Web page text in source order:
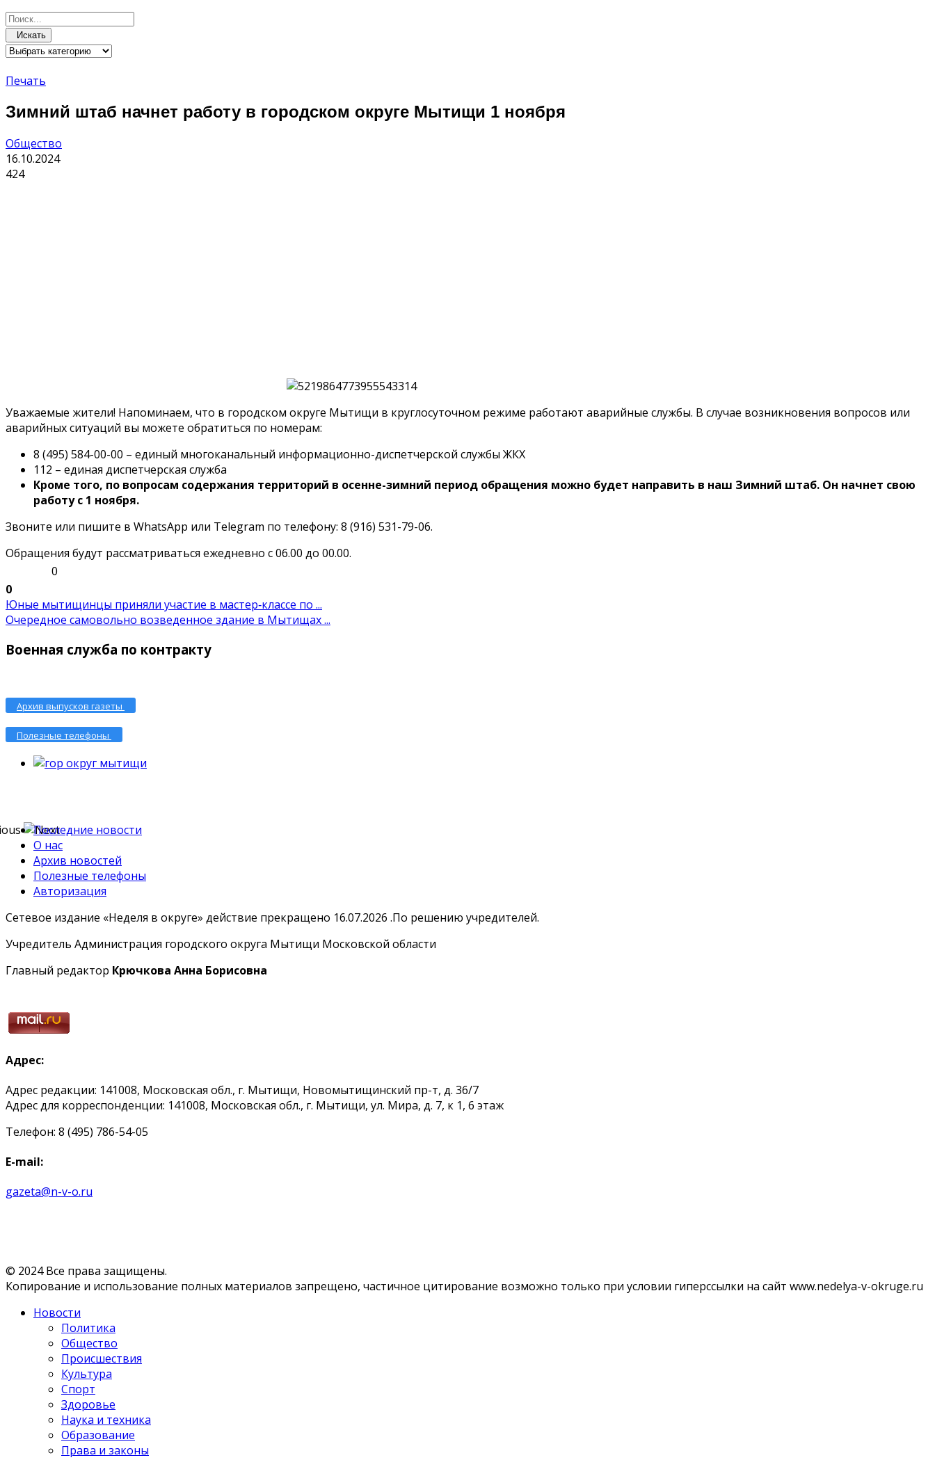
Искать
Печать
Зимний штаб начнет работу в городском округе Мытищи 1 ноября
Общество
16.10.2024
424
Уважаемые жители! Напоминаем, что в городском округе Мытищи в круглосуточном режиме работают аварийные службы. В случае возникновения вопросов или
аварийных ситуаций вы можете обратиться по номерам:
8 (495) 584-00-00 – единый многоканальный информационно-диспетчерской службы ЖКХ
112 – единая диспетчерская служба
Кроме того, по вопросам содержания территорий в осенне-зимний период обращения можно будет направить в наш Зимний штаб. Он начнет свою
работу с 1 ноября.
Звоните или пишите в WhatsApp или Telegram по телефону: 8 (916) 531-79-06.
Обращения будут рассматриваться ежедневно с 06.00 до 00.00.
0
0
Юные мытищинцы приняли участие в мастер‑классе по ...
Очередное самовольно возведенное здание в Мытищах ...
Военная служба по контракту
Архив выпусков газеты
Полезные телефоны
Последние новости
О нас
Архив новостей
Полезные телефоны
Авторизация
Сетевое издание «Неделя в округе» действие прекращено 16.07.2026 .По решению учредителей.
Учредитель Администрация городского округа Мытищи Московской области
Главный редактор Крючкова Анна Борисовна
Адрес:
Адрес редакции: 141008, Московская обл., г. Мытищи, Новомытищинский пр-т, д. 36/7
Адрес для корреспонденции: 141008, Московская обл., г. Мытищи, ул. Мира, д. 7, к 1, 6 этаж
Телефон: 8 (495) 786-54-05
E-mail:
gazeta@n-v-o.ru
© 2024 Все права защищены.
Копирование и использование полных материалов запрещено, частичное цитирование возможно только при условии гиперссылки на сайт www.nedelya-v-okruge.ru
Новости
Политика
Общество
Происшествия
Культура
Спорт
Здоровье
Наука и техника
Образование
Права и законы